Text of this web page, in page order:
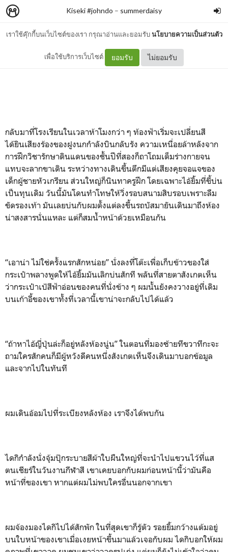
เราใช้คุ๊กกี้บนเว็บไซต์ของเรา กรุณาอ่านและยอมรับนโยบายความเป็นส่วนตัว
เพื่อใช้บริการเว็บไซต์ ยอมรับ ไม่ยอมรับ
Kiseki #johndo – summerdaisy
Page 02
กลับมาที่โรงเรียนในเวลาห้าโมงกว่า ๆ ท้องฟ้าเริ่มจะเปลี่ยนสี
ได้ยินเสียงร้องของฝูงนกกำลังบินกลับรัง ความเหนื่อยล้าหลังจาก
การฝึกวิชารักษาดินแดนของชั้นปีที่สองก็ถาโถมเต็มร่างกายจน
แทบจะลากขาเดิน ระหว่างทางเดินขึ้นตึกมีแต่เสียงคุยจอแจของ
เด็กผู้ชายหัวเกรียน ส่วนใหญ่ก็นินทาครูฝึก โดยเฉพาะไอ้ยิ้มที่ขี้บ่น
เป็นทุนเดิม วันนี้มันโดนทำโทษให้วิ่งรอบสนามสิบรอบเพราะลืม
ขัดรองเท้า มันเลยบ่นกับผมตั้งแต่ลงขึ้นรถบัสมายันเดินมาถึงห้อง
น่าสงสารนั่นแหละ แต่ก็สมน้ำหน้าด้วยเหมือนกัน
“เอาน่า ไม่ใช่ครั้งแรกสักหน่อย” นั่งลงที่โต๊ะเพื่อเก็บข้าวของใส่
กระเป๋าพลางพูดให้ไอ้ยิ้มมันเลิกบ่นสักที พลันที่สายตาสังเกตเห็น
ว่ากระเป๋าเป้สีฟ้าอ่อนของคนที่นั่งข้าง ๆ ผมนั้นยังคงวางอยู่ที่เดิม
บนเก้าอี้ของเขาทั้งที่เวลานี้เขาน่าจะกลับไปได้แล้ว
“ถ้าหาไอ้ญี่ปุ่นล่ะก็อยู่หลังห้องนู่น” ในตอนที่มองซ้ายทีขวาทีกะจะ
ถามใครสักคนก็มีผู้หวังดีคนหนึ่งสังเกตเห็นจึงเดินมาบอกข้อมูล
และจากไปในทันที
ผมเดินอ้อมไปที่ระเบียงหลังห้อง เราจึงได้พบกัน
ไดกิกำลังนั่งจุ้มปุ๊กระบายสีผ้าใบผืนใหญ่ที่จะนำไปแขวนไว้ที่แส
ตนเชียร์ในวันงานกีฬาสี เขาเคยบอกกับผมก่อนหน้านี้ว่ามันคือ
หน้าที่ของเขา หากแต่ผมไม่พบใครอื่นนอกจากเขา
ผมจ้องมองไดกิไปได้สักพัก ในที่สุดเขาก็รู้ตัว รอยยิ้มกว้างแต้มอยู่
บนใบหน้าของเขาเมื่อเงยหน้าขึ้นมาแล้วเจอกับผม ไดกิบอกให้ผม